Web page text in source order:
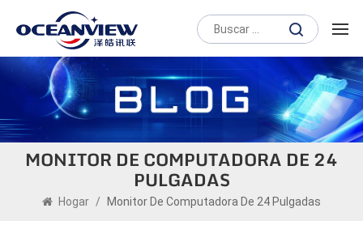
MONITOR DE COMPUTADORA DE 24
PULGADAS
Hogar / Monitor De Computadora De 24 Pulgadas